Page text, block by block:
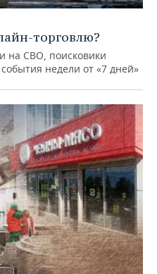
торговлю?
на СВО, поисковики
недели от «7 дней»